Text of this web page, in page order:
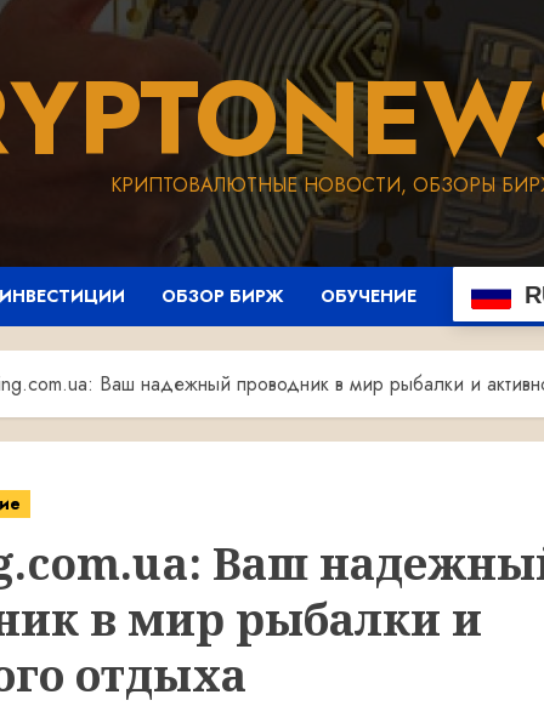
КРИПТОВАЛЮТНЫЕ НОВОСТИ, ОБЗОРЫ
ИНВЕСТИЦИИ ОБЗОР БИРЖ ОБУЧЕНИЕ
Ваш надежный проводник в мир рыбалки и
Ваш
в мир рыбалки и
отдыха